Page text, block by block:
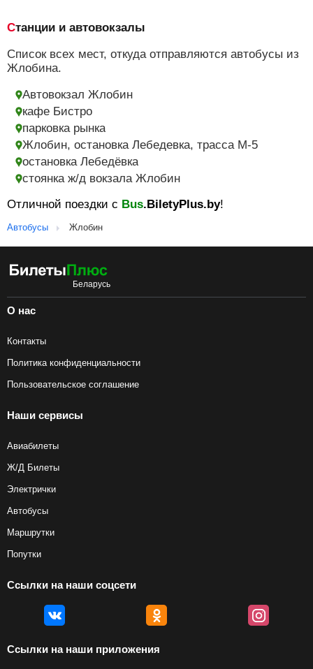
Станции и автовокзалы
Список всех мест, откуда отправляются автобусы из
Жлобина.
Автовокзал Жлобин
Жлобин, остановка Лебедевка, трасса М-5
кафе Бистро
остановка Лебедёвка
парковка рынка
стоянка ж/д вокзала Жлобин
Отличной поездки с Bus.BiletyPlus.by!
Автобусы Жлобин
О нас
Контакты
Политика конфиденциальности
Пользовательское соглашение
Наши сервисы
Авиабилеты
Ж/Д Билеты
Электрички
Автобусы
Маршрутки
Попутки
Ссылки на наши соцсети
Ссылки на наши приложения